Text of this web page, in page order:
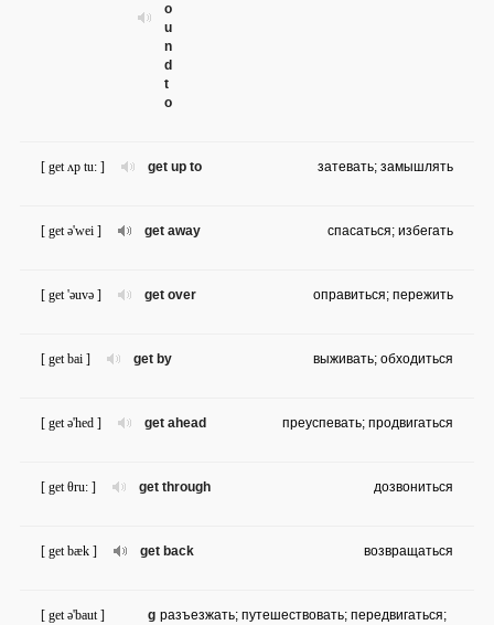
o
u
n
d
t
o
get up to
[ get ʌp tu: ] затевать; замышлять
get away
[ get ə'wei ] спасаться; избегать
get over
[ get 'əuvə ] оправиться; пережить
get by
[ get bai ] выживать; обходиться
get ahead
[ get ə'hed ] преуспевать; продвигаться
get through
[ get θru: ] дозвониться
get back
[ get bæk ] возвращаться
g
[ get ə'baut ]
разъезжать; путешествовать; передвигаться;